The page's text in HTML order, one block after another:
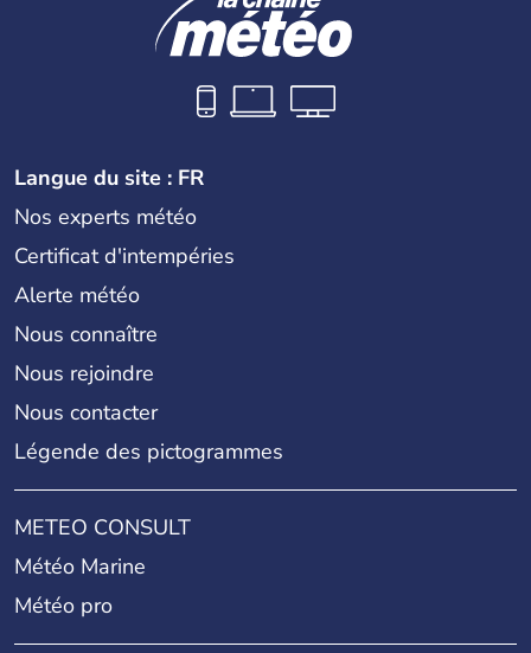
Langue du site : FR
Nos experts météo
Certificat d'intempéries
Alerte météo
Nous connaître
Nous rejoindre
Nous contacter
Légende des pictogrammes
METEO CONSULT
Météo Marine
Météo pro